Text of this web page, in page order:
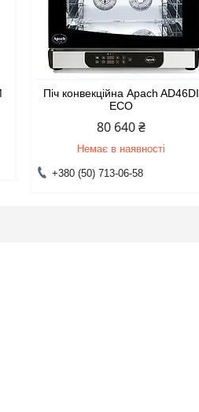
Піч конвекційна Apach AD46DI
ECO
80 640 ₴
Немає в наявності
+380 (50) 713-06-58